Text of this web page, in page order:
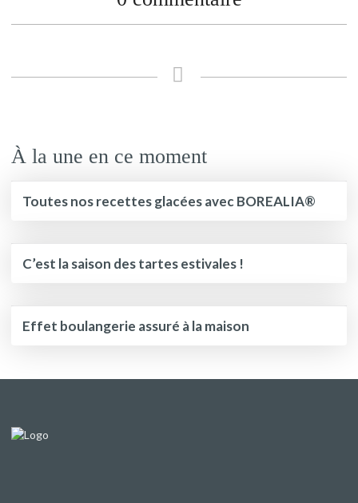
À la une en ce moment
Toutes nos recettes glacées avec BOREALIA®
C’est la saison des tartes estivales !
Effet boulangerie assuré à la maison